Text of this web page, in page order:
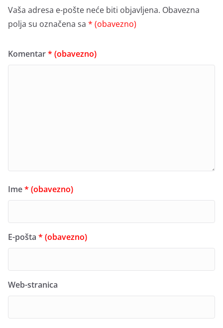
Vaša adresa e-pošte neće biti objavljena. Obavezna
polja su označena sa * (obavezno)
Komentar* (obavezno)
Ime* (obavezno)
E-pošta * (obavezno)
Web-stranica